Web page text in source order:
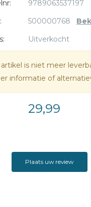
9789063537197
500000768
Uitverkocht
is niet meer
informatie of
29,99
Plaats uw review